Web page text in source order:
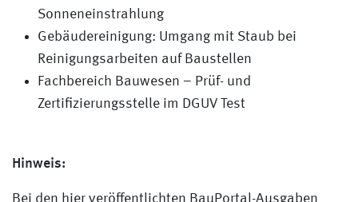
Sonneneinstrahlung
Gebäudereinigung: Umgang mit Staub bei
Reinigungsarbeiten auf Baustellen
Fachbereich Bauwesen – Prüf- und
Zertifizierungsstelle im DGUV Test
Hinweis:
Bei den hier veröffentlichten BauPortal-Ausgaben